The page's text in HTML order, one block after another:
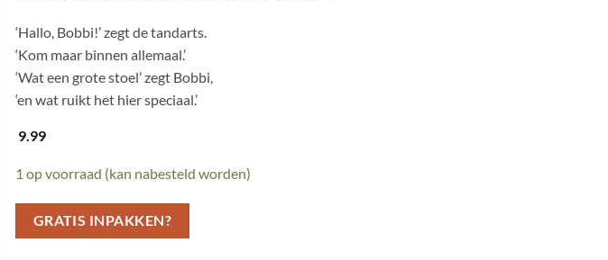
‘Hallo, Bobbi!’ zegt de tandarts.
‘Kom maar binnen allemaal.’
‘Wat een grote stoel’ zegt Bobbi,
‘en wat ruikt het hier speciaal.’
9.99
1 op voorraad (kan nabesteld worden)
GRATIS INPAKKEN?